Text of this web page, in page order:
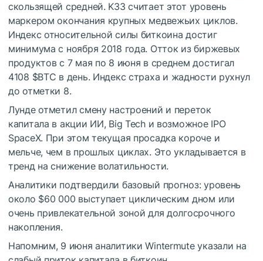
скользящей средней. K33 считает этот уровень
маркером окончания крупных медвежьих циклов.
Индекс относительной силы биткоина достиг
минимума с ноября 2018 года. Отток из биржевых
продуктов с 7 мая по 8 июня в среднем достигал
4108 $BTC в день. Индекс страха и жадности рухнул
до отметки 8.
Лунде отметил смену настроений и переток
капитала в акции ИИ, Big Tech и возможное IPO
SpaceX. При этом текущая просадка короче и
мельче, чем в прошлых циклах. Это укладывается в
тренд на снижение волатильности.
Аналитики подтвердили базовый прогноз: уровень
около $60 000 выступает циклическим дном или
очень привлекательной зоной для долгосрочного
накопления.
Напомним, 9 июня аналитики Wintermute указали на